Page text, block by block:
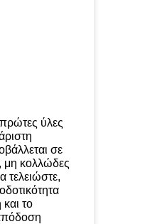
ύλες
σε
μη κολλώδες
τελειώστε,
το